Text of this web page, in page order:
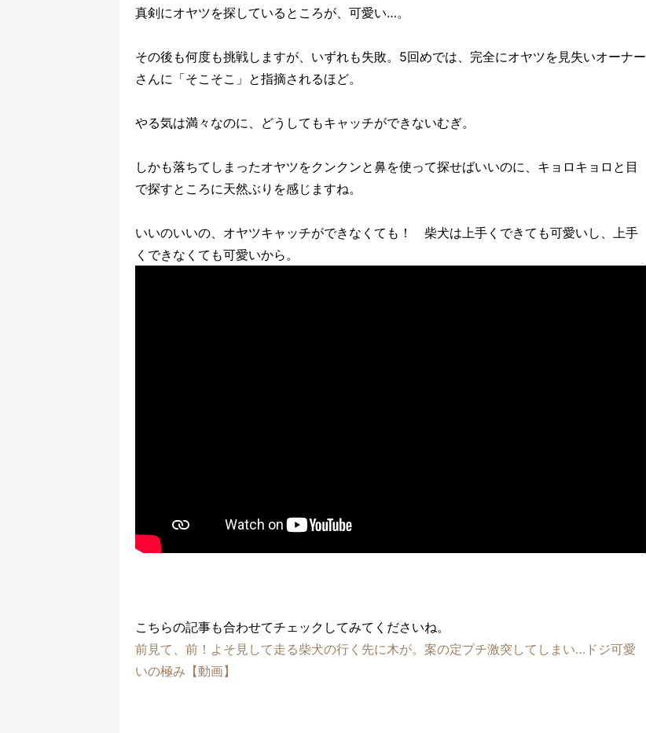
真剣にオヤツを探しているところが、可愛い…。
その後も何度も挑戦しますが、いずれも失敗。5回めでは、完全にオヤツを見失いオーナー
さんに「そこそこ」と指摘されるほど。
やる気は満々なのに、どうしてもキャッチができないむぎ。
しかも落ちてしまったオヤツをクンクンと鼻を使って探せばいいのに、キョロキョロと目
で探すところに天然ぶりを感じますね。
いいのいいの、オヤツキャッチができなくても！ 柴犬は上手くできても可愛いし、上手
くできなくても可愛いから。
こちらの記事も合わせてチェックしてみてくださいね。
前見て、前！よそ見して走る柴犬の行く先に木が。案の定プチ激突してしまい…ドジ可愛
いの極み【動画】